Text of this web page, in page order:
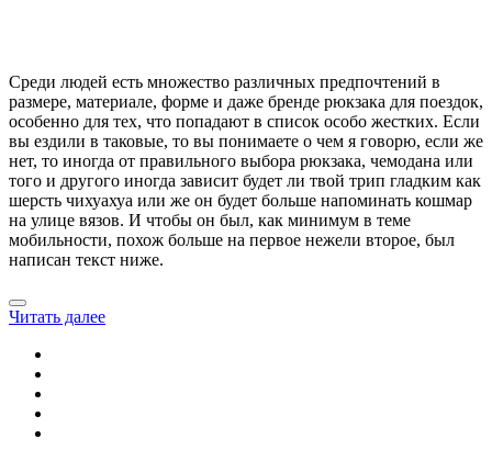
Среди людей есть множество различных предпочтений в
размере, материале, форме и даже бренде рюкзака для поездок,
особенно для тех, что попадают в список особо жестких. Если
вы ездили в таковые, то вы понимаете о чем я говорю, если же
нет, то иногда от правильного выбора рюкзака, чемодана или
того и другого иногда зависит будет ли твой трип гладким как
шерсть чихуахуа или же он будет больше напоминать кошмар
на улице вязов. И чтобы он был, как минимум в теме
мобильности, похож больше на первое нежели второе, был
написан текст ниже.
Читать далее